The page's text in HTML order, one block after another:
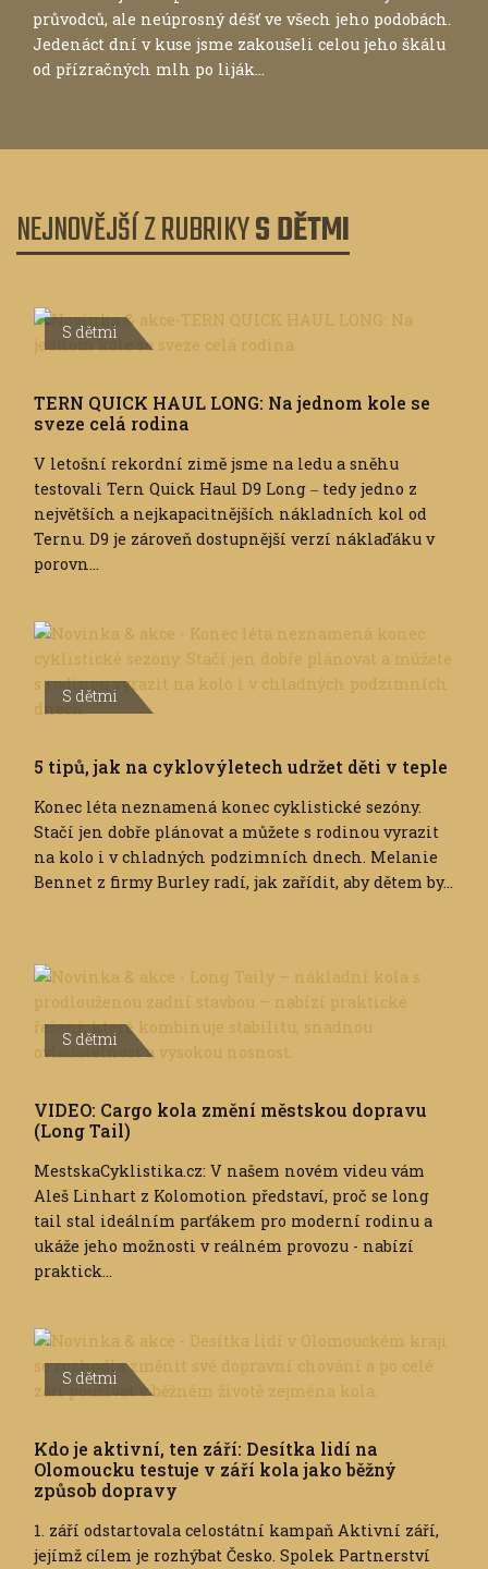
průvodců, ale neúprosný déšť ve všech jeho podobách.
Jedenáct dní v kuse jsme zakoušeli celou jeho škálu
od přízračných mlh po liják...
NEJNOVĚJŠÍ Z RUBRIKYS DĚTMI
S dětmi
TERN QUICK HAUL LONG: Na jednom kole se
sveze celá rodina
V letošní rekordní zimě jsme na ledu a sněhu
testovali Tern Quick Haul D9 Long ‒ tedy jedno z
největších a nejkapacitnějších nákladních kol od
Ternu. D9 je zároveň dostupnější verzí náklaďáku v
porovn...
S dětmi
5 tipů, jak na cyklovýletech udržet děti v teple
Konec léta neznamená konec cyklistické sezóny.
Stačí jen dobře plánovat a můžete s rodinou vyrazit
na kolo i v chladných podzimních dnech. Melanie
Bennet z firmy Burley radí, jak zařídit, aby dětem by...
S dětmi
VIDEO: Cargo kola změní městskou dopravu
(Long Tail)
MestskaCyklistika.cz: V našem novém videu vám
Aleš Linhart z Kolomotion představí, proč se long
tail stal ideálním parťákem pro moderní rodinu a
ukáže jeho možnosti v reálném provozu - nabízí
praktick...
S dětmi
Kdo je aktivní, ten září: Desítka lidí na
Olomoucku testuje v září kola jako běžný
způsob dopravy
1. září odstartovala celostátní kampaň Aktivní září,
jejímž cílem je rozhýbat Česko. Spolek Partnerství